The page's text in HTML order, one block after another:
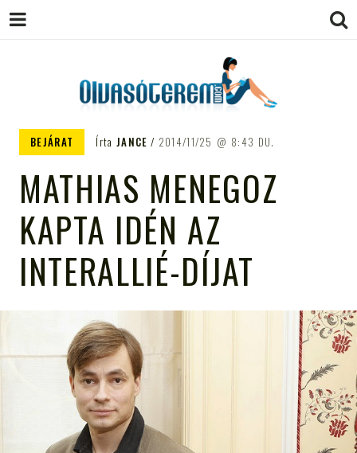
OLVASÓTEREM.COM – AZ
TÁMOGATÓJA
BEJÁRAT Írta JANCE 2014/11/25 8:43 DU.
MATHIAS MENEGOZ
KAPTA IDÉN AZ
INTERALLIÉ-DÍJAT